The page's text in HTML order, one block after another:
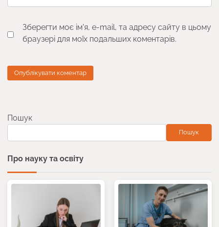
Зберегти моє ім'я, e-mail, та адресу сайту в цьому
браузері для моїх подальших коментарів.
Пошук
Пошук
Про науку та освіту